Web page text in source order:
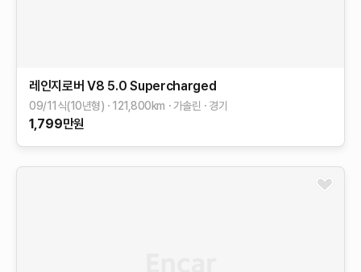
레인지로버 V8 5.0 Supercharged
09/11식(10년형) 121,800km 가솔린 경기
1,799만원